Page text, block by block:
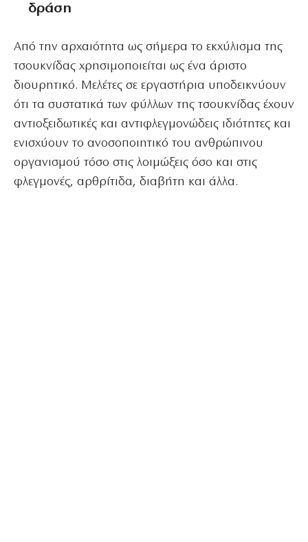
δράση
Από την αρχαιότητα ως σήμερα το εκχύλισμα της
τσουκνίδας χρησιμοποιείται ως ένα άριστο
διουρητικό. Μελέτες σε εργαστήρια υποδεικνύουν
ότι τα συστατικά των φύλλων της τσουκνίδας έχουν
αντιοξειδωτικές και αντιφλεγμονώδεις ιδιότητες και
ενισχύουν το ανοσοποιητικό του ανθρώπινου
οργανισμού τόσο στις λοιμώξεις όσο και στις
φλεγμονές, αρθρίτιδα, διαβήτη και άλλα.